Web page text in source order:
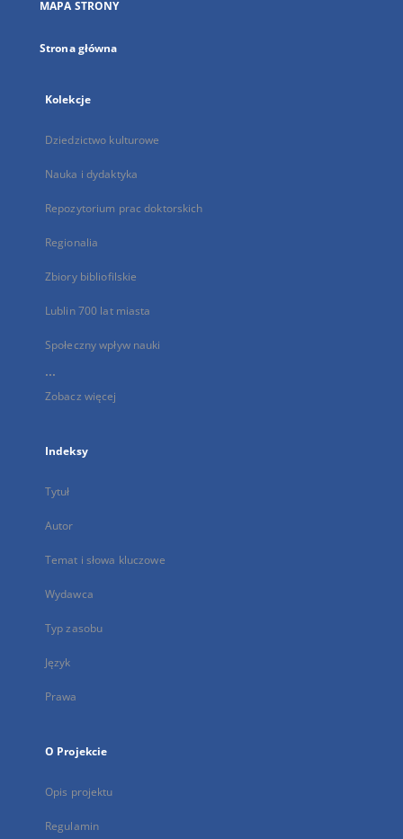
karcie
MAPA STRONY
Strona główna
Kolekcje
Dziedzictwo kulturowe
Nauka i dydaktyka
Repozytorium prac doktorskich
Regionalia
Zbiory bibliofilskie
Lublin 700 lat miasta
Społeczny wpływ nauki
...
Zobacz więcej
Indeksy
Tytuł
Autor
Temat i słowa kluczowe
Wydawca
Typ zasobu
Język
Prawa
O Projekcie
Opis projektu
Regulamin